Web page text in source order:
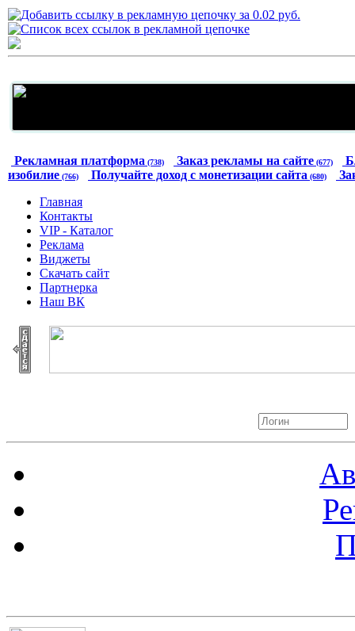
Рекламная платформа (738) Заказ рекламы на сайте (677)
изобилие (766) Получайте доход с монетизации сайта (680)
Главная
Контакты
VIP - Каталог
Реклама
Виджеты
Скачать сайт
Партнерка
Наш ВК